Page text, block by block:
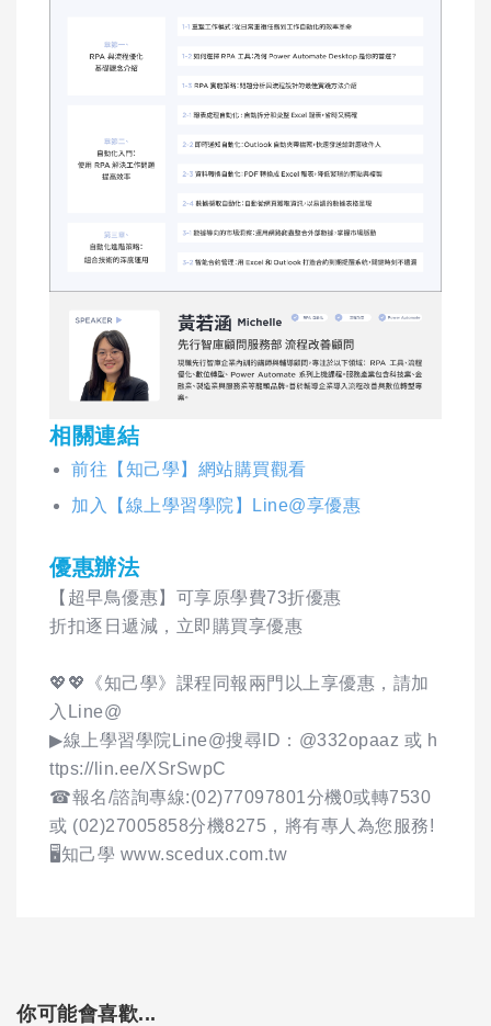
相關連結
前往【知己學】網站購買觀看
加入【線上學習學院】Line@享優惠
優惠辦法
【超早鳥優惠】可享原學費73折優惠
折扣逐日遞減，立即購買享優惠
💖💖《知己學》課程同報兩門以上享優惠，請加
入Line@
▶線上學習學院Line@搜尋ID：@332opaaz 或 h
ttps://lin.ee/XSrSwpC
☎報名/諮詢專線:(02)77097801分機0或轉7530
或 (02)27005858分機8275，將有專人為您服務!
🖥️知己學 www.scedux.com.tw
你可能會喜歡...